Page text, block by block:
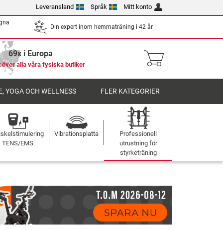
Leveransland Språk Mitt konto
Din expert inom hemmaträning i 42 år
69x i Europa
över alla våra fysiska butiker
YOGA OCH WELLNESS FLER KATEGORIER
TENS/EMS
Vibrationsplatta
Professionell
utrustning för
styrketräning